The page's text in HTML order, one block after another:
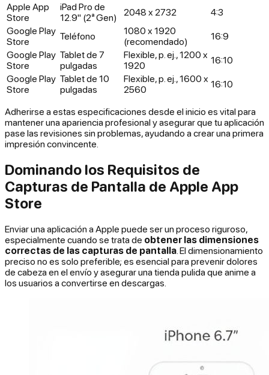
Apple App
Store
iPad Pro de
12.9" (2ª Gen)
2048 x 2732
4:3
Google Play
Store
Teléfono
1080 x 1920
(recomendado)
16:9
Google Play
Store
Tablet de 7
pulgadas
Flexible, p. ej., 1200 x
1920
16:10
Google Play
Store
Tablet de 10
pulgadas
Flexible, p. ej., 1600 x
2560
16:10
Adherirse a estas especificaciones desde el inicio es vital para
mantener una apariencia profesional y asegurar que tu aplicación
pase las revisiones sin problemas, ayudando a crear una primera
impresión convincente.
Dominando los Requisitos de
Capturas de Pantalla de Apple App
Store
Enviar una aplicación a Apple puede ser un proceso riguroso,
especialmente cuando se trata de obtener las dimensiones
correctas de las capturas de pantalla . El dimensionamiento
preciso no es solo preferible; es esencial para prevenir dolores
de cabeza en el envío y asegurar una tienda pulida que anime a
los usuarios a convertirse en descargas.